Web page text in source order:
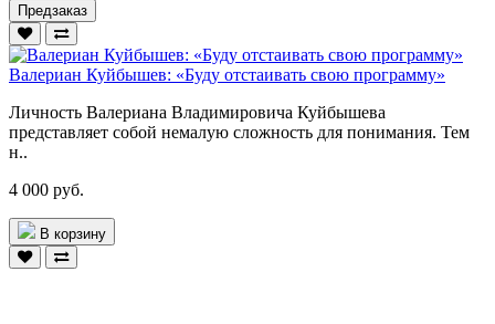
Предзаказ
Валериан Куйбышев: «Буду отстаивать свою программу»
Личность Валериана Владимировича Куйбышева
представляет собой немалую сложность для понимания. Тем
н..
4 000 руб.
В корзину